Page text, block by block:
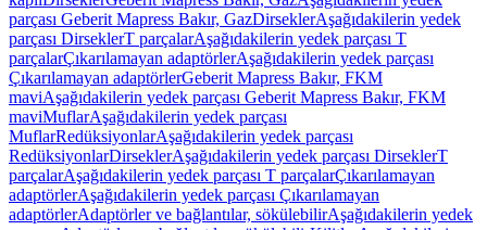
parçası Geberit Mapress Bakır, GazDirseklerAşağıdakilerin yedek
parçası DirseklerT parçalarAşağıdakilerin yedek parçası T
parçalarÇıkarılamayan adaptörlerAşağıdakilerin yedek parçası
Çıkarılamayan adaptörlerGeberit Mapress Bakır, FKM
maviAşağıdakilerin yedek parçası Geberit Mapress Bakır, FKM
maviMuflarAşağıdakilerin yedek parçası
MuflarRedüksiyonlarAşağıdakilerin yedek parçası
RedüksiyonlarDirseklerAşağıdakilerin yedek parçası DirseklerT
parçalarAşağıdakilerin yedek parçası T parçalarÇıkarılamayan
adaptörlerAşağıdakilerin yedek parçası Çıkarılamayan
adaptörlerAdaptörler ve bağlantılar, sökülebilirAşağıdakilerin yedek